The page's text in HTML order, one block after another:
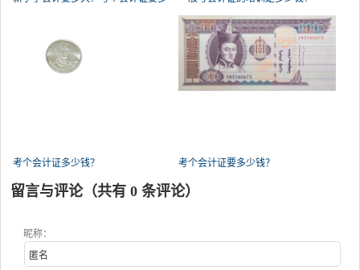
考个会计证多少钱？ 考个会计证要多少钱？
留言与评论（共有 0 条评论）
昵称：